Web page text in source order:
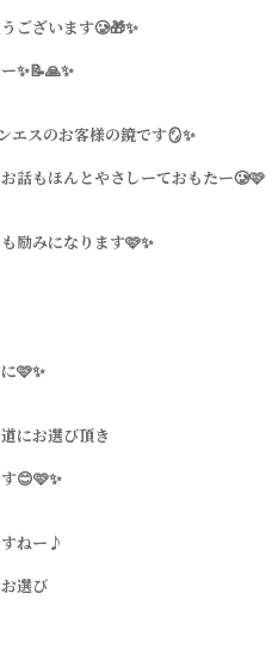
ございます🥲🎁✨
✨📝🙏✨
エスのお客様の鏡です🪞✨
話もほんとやさしーておもたー🥲🩷
励みになります🩷✨
🩷✨
にお選び頂き
😊🩷✨
ねー♪
選び